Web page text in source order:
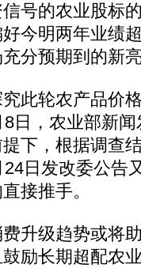
号的农业股标
今明两年业绩
分预期到的新
轮农产品价
日，农业部新
下，根据调查
日发改委公告
接推手。
级趋势或将
励长期超配农